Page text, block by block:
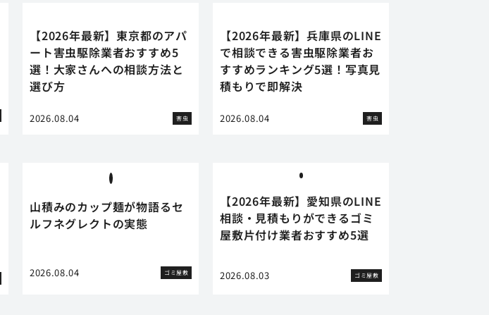
【2026年最新】東京都のアパ
ート害虫駆除業者おすすめ5
選！大家さんへの相談方法と
選び方
2026.08.04 害虫
【2026年最新】兵庫県のLINE
で相談できる害虫駆除業者お
すすめランキング5選！写真見
積もりで即解決
2026.08.04 害虫
山積みのカップ麺が物語るセ
ルフネグレクトの実態
2026.08.04 ゴミ屋敷
【2026年最新】愛知県のLINE
相談・見積もりができるゴミ
屋敷片付け業者おすすめ5選
2026.08.03 ゴミ屋敷